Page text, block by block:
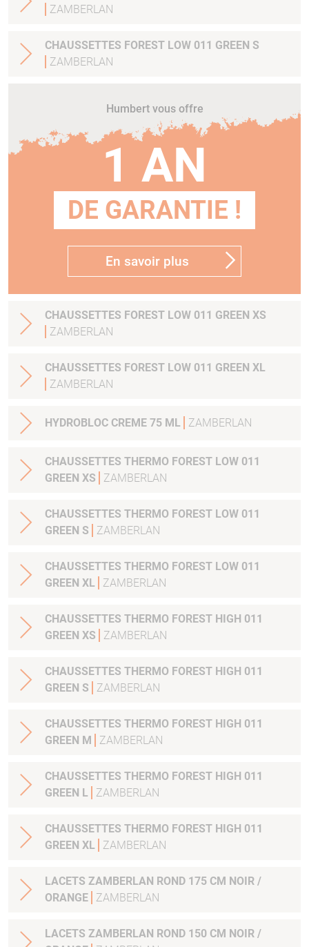
ZAMBERLAN
CHAUSSETTES FOREST LOW 011 GREEN S
ZAMBERLAN
Humbert vous offre
1 AN
DE GARANTIE !
En savoir plus
CHAUSSETTES FOREST LOW 011 GREEN XS
ZAMBERLAN
CHAUSSETTES FOREST LOW 011 GREEN XL
ZAMBERLAN
HYDROBLOC CREME 75 ML ZAMBERLAN
CHAUSSETTES THERMO FOREST LOW 011
GREEN XS
ZAMBERLAN
CHAUSSETTES THERMO FOREST LOW 011
GREEN S
ZAMBERLAN
CHAUSSETTES THERMO FOREST LOW 011
GREEN XL
ZAMBERLAN
CHAUSSETTES THERMO FOREST HIGH 011
GREEN XS
ZAMBERLAN
CHAUSSETTES THERMO FOREST HIGH 011
GREEN S
ZAMBERLAN
CHAUSSETTES THERMO FOREST HIGH 011
GREEN M
ZAMBERLAN
CHAUSSETTES THERMO FOREST HIGH 011
GREEN L
ZAMBERLAN
CHAUSSETTES THERMO FOREST HIGH 011
GREEN XL
ZAMBERLAN
LACETS ZAMBERLAN ROND 175 CM NOIR /
ORANGE
ZAMBERLAN
LACETS ZAMBERLAN ROND 150 CM NOIR /